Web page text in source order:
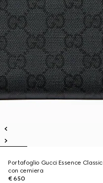
Portafoglio Gucci Essence Classic
con cerniera
€ 650